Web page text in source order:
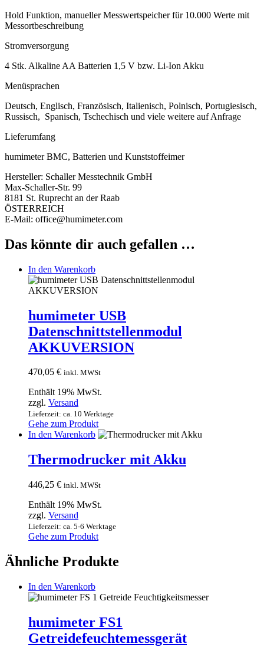
Hold Funktion, manueller Messwertspeicher für 10.000 Werte mit
Messortbeschreibung
Stromversorgung
4 Stk. Alkaline AA Batterien 1,5 V bzw. Li-Ion Akku
Menüsprachen
Deutsch, Englisch, Französisch, Italienisch, Polnisch, Portugiesisch,
Russisch, Spanisch, Tschechisch und viele weitere auf Anfrage
Lieferumfang
humimeter BMC, Batterien und Kunststoffeimer
Hersteller: Schaller Messtechnik GmbH
Max-Schaller-Str. 99
8181 St. Ruprecht an der Raab
ÖSTERREICH
E-Mail: office@humimeter.com
Das könnte dir auch gefallen …
In den Warenkorb
humimeter USB
Datenschnittstellenmodul
AKKUVERSION
470,05 € inkl. MWSt
Enthält 19% MwSt.
zzgl. Versand
Lieferzeit: ca. 10 Werktage
Gehe zum Produkt
In den Warenkorb
Thermodrucker mit Akku
446,25 € inkl. MWSt
Enthält 19% MwSt.
zzgl. Versand
Lieferzeit: ca. 5-6 Werktage
Gehe zum Produkt
Ähnliche Produkte
In den Warenkorb
humimeter FS1
Getreidefeuchtemessgerät